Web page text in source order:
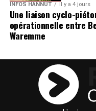
INFOS HANNUT Il y a 4 jours
Une liaison cyclo-
opérationnelle entre
Waremme